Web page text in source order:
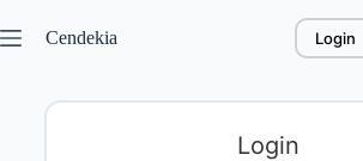
Cendekia Login
Login